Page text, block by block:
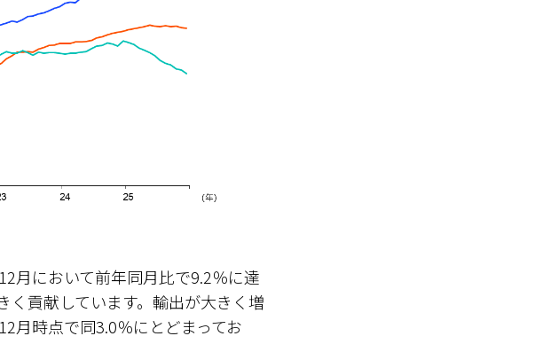
月において前年同月比で9.2％に達
く貢献しています。輸出が大きく増
月時点で同3.0％にとどまってお